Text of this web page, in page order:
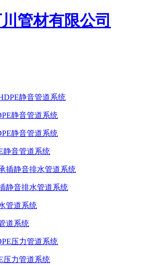
静音管道系统
静音管道系统
静音排水管道系统
道系统
压力管道系统